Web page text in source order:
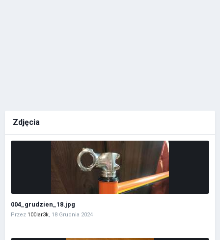
Zdjęcia
004_grudzien_18.jpg
Przez 100lar3k, 18 Grudnia 2024